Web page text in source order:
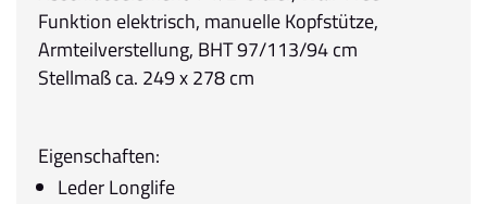
Funktion elektrisch, manuelle Kopfstütze,
Armteilverstellung, BHT 97/113/94 cm
Stellmaß ca. 249 x 278 cm
Eigenschaften:
Leder Longlife